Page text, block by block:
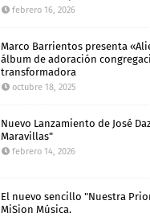
febrero 16, 2026
Marco Barrientos presenta
álbum de adoración
transformadora
octubre 18, 2025
Nuevo Lanzamiento de José
Maravillas"
febrero 14, 2026
El nuevo sencillo "Nuestra
MiSion Música.